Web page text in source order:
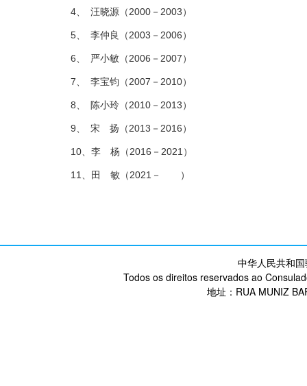
4、 汪晓源（2000－2003）
5、 李仲良（2003－2006）
6、 严小敏（2006－2007）
7、 李宝钧（2007－2010）
8、 陈小玲（2010－2013）
9、 宋 扬（2013－2016）
10、李 杨（2016－ 2021 ）
11、田 敏（2021－ ）
中华人民共和
Todos os direitos reservados ao
地址：RUA MUNIZ